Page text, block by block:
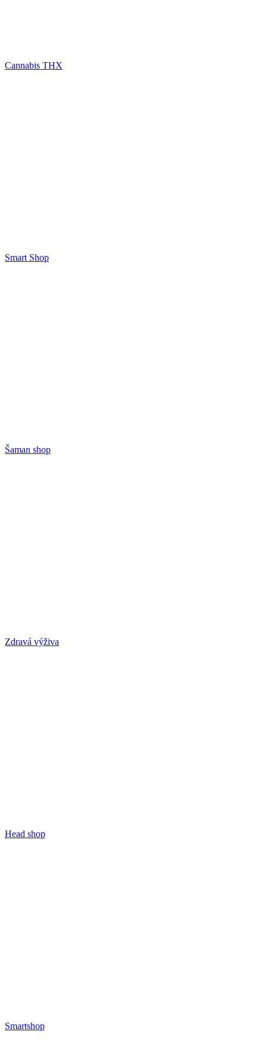
Cannabis THX
Smart Shop
Šaman shop
Zdravá výživa
Head shop
Smartshop